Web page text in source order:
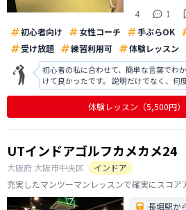
4
1
初心者向け
女性コーチ 手ぶらOK
受け放題
練習利用可 体験レッスン
初心者の私に合わせて、簡単な言葉でわ
けて良かったです。 説明だけでなく、何
にフォームを修正してもらえて、何度も
した。 個室で教えてもらったんですが、
る方々にジロジロ見られたのが少し
体験レッスン （5,500円）
UTインドアゴルフカメカメ24
大阪府 大阪市中央区
インドア
充実したマンツーマンレッスンで確実にスコア
長堀駅か